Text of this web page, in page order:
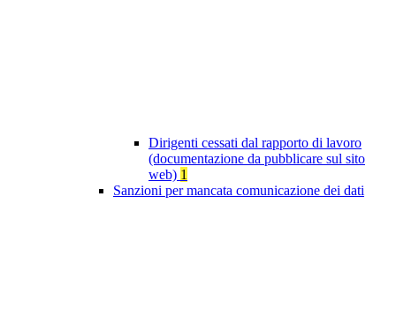
Dirigenti cessati dal rapporto di lavoro
(documentazione da pubblicare sul sito
web) 1
Sanzioni per mancata comunicazione dei dati